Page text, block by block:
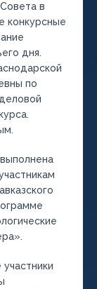
в
конкурсные
дня.
по